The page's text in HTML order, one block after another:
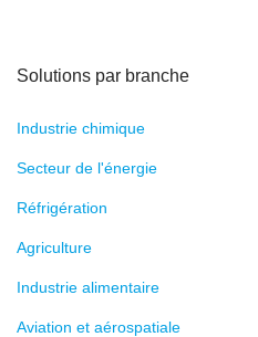
Solutions par branche
Industrie chimique
Secteur de l'énergie
Réfrigération
Agriculture
Industrie alimentaire
Aviation et aérospatiale